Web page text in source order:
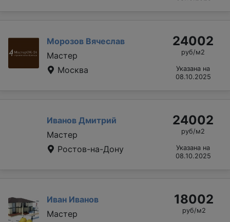
Морозов Вячеслав
Мастер
Москва
24002
руб/м2
Указана на
08.10.2025
Иванов Дмитрий
Мастер
Ростов-на-Дону
24002
руб/м2
Указана на
08.10.2025
Иван Иванов
Мастер
18002
руб/м2